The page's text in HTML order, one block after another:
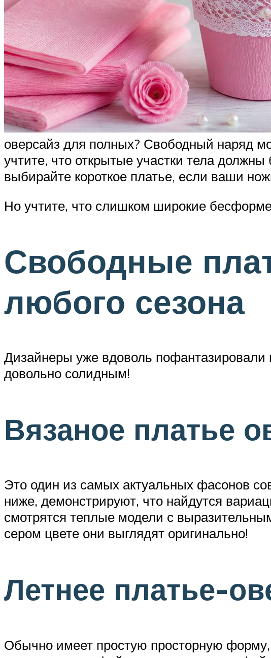
оверсайз для полных? Свободный наряд
учтите, что открытые участки тела
выбирайте короткое платье, если ваши
Но учтите, что слишком широкие
Свободные
любого сезона
Дизайнеры уже вдоволь пофантазировали
довольно солидным!
Вязаное платье
Это один из самых актуальных фасонов
ниже, демонстрируют, что найдутся
смотрятся теплые модели с
сером цвете они выглядят оригинально!
Летнее платье-
Обычно имеет простую просторную форму,